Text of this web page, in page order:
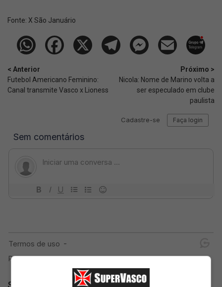
Fonte: X São Januário
< Anterior
Futebol Americano Feminino:
Canal transmite Vasco x Lioness
Próximo >
Nicola: Nome de Marino volta a
ser especulado em clube
paulista
SuperVasco